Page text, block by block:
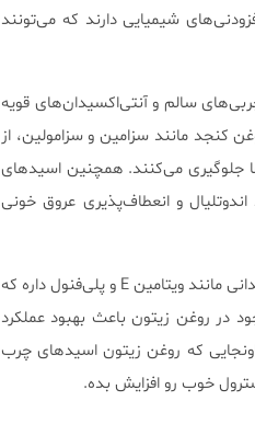
شیمیایی دارند که می‌تونند
سالم و آنتی‌اکسیدان‌های قویه
کنجد مانند سزامین و سزامولین، از
جلوگیری می‌کنند. همچنین اسیدهای
اندوتلیال و انعطاف‌پذیری عروق خونی
هم خیلی برای قلب مفیده. این روغن مقادیر زیادی ترکیبات آنتی‌اکسیدانی مانند ویتامین E و پلی‌فنول‌ داره که
در روغن زیتون باعث بهبود عملکرد
که روغن زیتون اسیدهای چرب
خوب رو افزایش بده.